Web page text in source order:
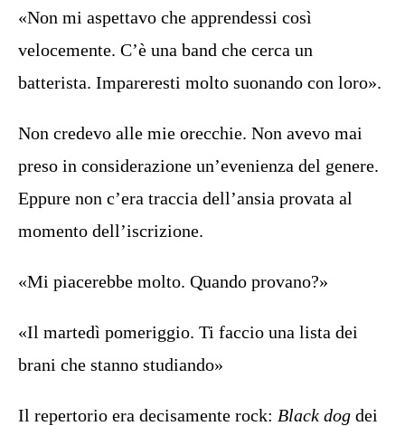
«Non mi aspettavo che apprendessi così
velocemente. C’è una band che cerca un
batterista. Impareresti molto suonando con loro».
Non credevo alle mie orecchie. Non avevo mai
preso in considerazione un’evenienza del genere.
Eppure non c’era traccia dell’ansia provata al
momento dell’iscrizione.
«Mi piacerebbe molto. Quando provano?»
«Il martedì pomeriggio. Ti faccio una lista dei
brani che stanno studiando»
Il repertorio era decisamente rock: Black dog dei